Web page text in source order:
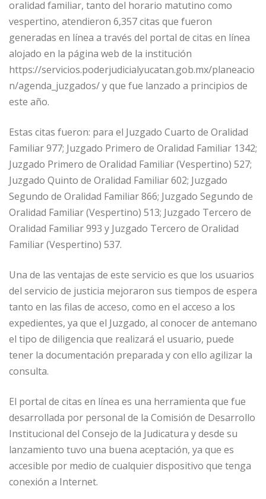
oralidad familiar, tanto del horario matutino como
vespertino, atendieron 6,357 citas que fueron
generadas en línea a través del portal de citas en línea
alojado en la página web de la institución
https://servicios.poderjudicialyucatan.gob.mx/planeacio
n/agenda_juzgados/ y que fue lanzado a principios de
este año.
Estas citas fueron: para el Juzgado Cuarto de Oralidad
Familiar 977; Juzgado Primero de Oralidad Familiar 1342;
Juzgado Primero de Oralidad Familiar (Vespertino) 527;
Juzgado Quinto de Oralidad Familiar 602; Juzgado
Segundo de Oralidad Familiar 866; Juzgado Segundo de
Oralidad Familiar (Vespertino) 513; Juzgado Tercero de
Oralidad Familiar 993 y Juzgado Tercero de Oralidad
Familiar (Vespertino) 537.
Una de las ventajas de este servicio es que los usuarios
del servicio de justicia mejoraron sus tiempos de espera
tanto en las filas de acceso, como en el acceso a los
expedientes, ya que el Juzgado, al conocer de antemano
el tipo de diligencia que realizará el usuario, puede
tener la documentación preparada y con ello agilizar la
consulta.
El portal de citas en línea es una herramienta que fue
desarrollada por personal de la Comisión de Desarrollo
Institucional del Consejo de la Judicatura y desde su
lanzamiento tuvo una buena aceptación, ya que es
accesible por medio de cualquier dispositivo que tenga
conexión a Internet.